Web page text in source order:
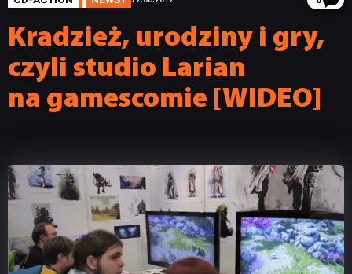
Kradzież, urodziny i gry,
czyli studio Larian
na gamescomie [WIDEO]